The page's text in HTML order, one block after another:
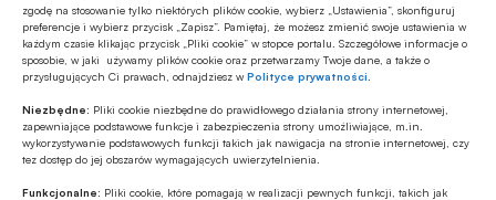
zgodę na stosowanie tylko niektórych plików cookie, wybierz „Ustawienia”, skonfiguruj
preferencje i wybierz przycisk „Zapisz”. Pamiętaj, że możesz zmienić swoje ustawienia w
każdym czasie klikając przycisk „Pliki cookie” w stopce portalu. Szczegółowe informacje o
sposobie, w jaki używamy plików cookie oraz przetwarzamy Twoje dane, a także o
przysługujących Ci prawach, odnajdziesz wPolityce prywatności
Niezbędne: Pliki cookie niezbędne do prawidłowego działania strony internetowej,
zapewniające podstawowe funkcje i zabezpieczenia strony umożliwiające, m.in.
wykorzystywanie podstawowych funkcji takich jak nawigacja na stronie internetowej, czy
tez dostęp do jej obszarów wymagających uwierzytelnienia.
Funkcjonalne: Pliki cookie, które pomagają w realizacji pewnych funkcji, takich jak
Źródło:BANK.pl
Udostępnij